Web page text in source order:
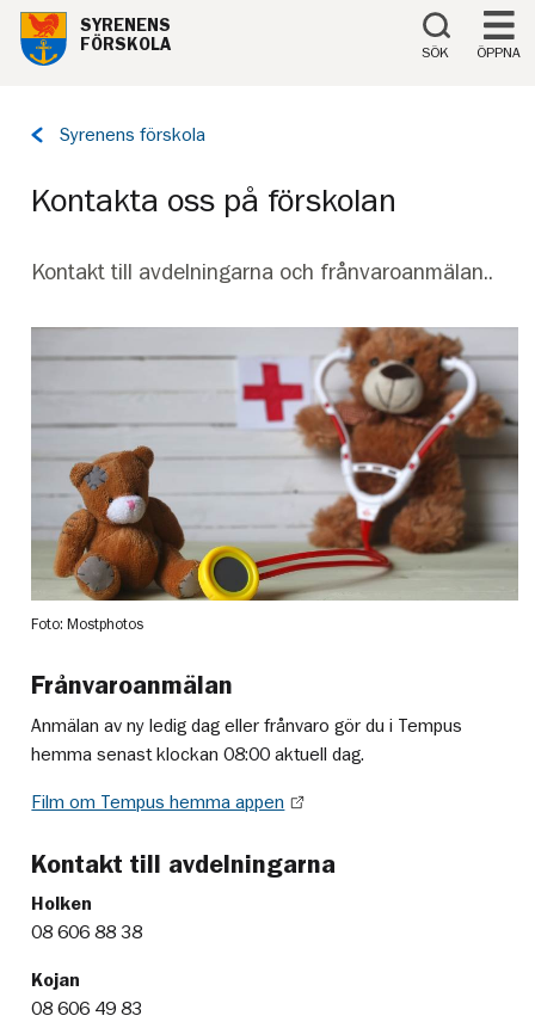
Till innehåll på sidan
SYRENENS
FÖRSKOLA
SÖK ÖPPNA
Tillbaka
Syrenens förskola
Kontakta oss på förskolan
Kontakt till avdelningarna och frånvaroanmälan..
Foto: Mostphotos
Frånvaroanmälan
Anmälan av ny ledig dag eller frånvaro gör du i Tempus
hemma senast klockan 08:00 aktuell dag.
Film om Tempus hemma appen
Kontakt till avdelningarna
Holken
08 606 88 38
Kojan
08 606 49 83